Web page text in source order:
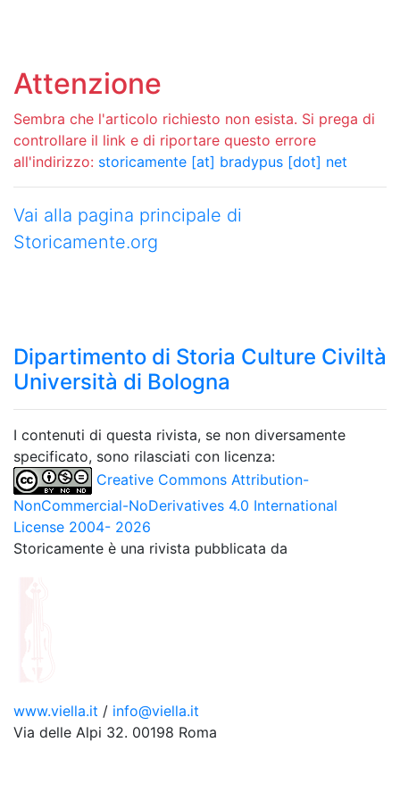
Attenzione
Sembra che l'articolo richiesto non esista. Si prega di
controllare il link e di riportare questo errore
all'indirizzo: storicamente [at] bradypus [dot] net
Vai alla pagina principale di
Storicamente.org
Dipartimento di Storia Culture Civiltà
Università di Bologna
I contenuti di questa rivista, se non diversamente
specificato, sono rilasciati con licenza:
Creative Commons Attribution-
NonCommercial-NoDerivatives 4.0 International
License 2004- 2026
Storicamente è una rivista pubblicata da
www.viella.it / info@viella.it
Via delle Alpi 32. 00198 Roma